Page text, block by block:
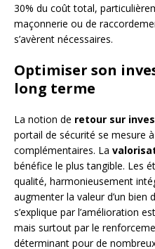
30% du coût total,
maçonnerie ou de
s’avèrent nécessaires.
Optimiser son
long terme
La notion de retour sur
portail de sécurité se mesure
complémentaires. La
bénéfice le plus tangible. Les
qualité, harmonieusement
augmenter la valeur d’un bien
s’explique par l’amélioration
mais surtout par le
déterminant pour de